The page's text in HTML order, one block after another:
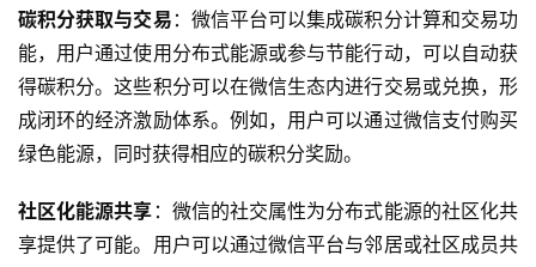
首
页
关
于
案
例
碳积分获取与交易 ：微信平台可以集成碳积分计算和交易功
能，用户通过使用分布式能源或参与节能行动，可以自动获
得碳积分。这些积分可以在微信生态内进行交易或兑换，形
成闭环的经济激励体系。例如，用户可以通过微信支付购买
绿色能源，同时获得相应的碳积分奖励。
社区化能源共享 ：微信的社交属性为分布式能源的社区化共
享提供了可能。用户可以通过微信平台与邻居或社区成员共